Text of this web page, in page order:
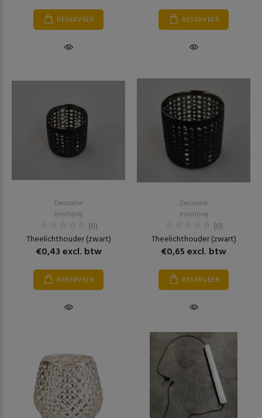
RESERVEER RESERVEER
Decoratie
Inrichting
(0)
Theelichthouder (zwart)
€0,43 excl. btw
RESERVEER
Decoratie
Inrichting
(0)
Theelichthouder (zwart)
€0,65 excl. btw
RESERVEER